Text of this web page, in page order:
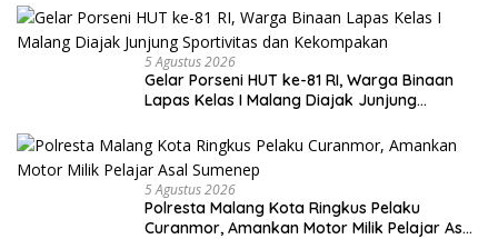
5 Agustus 2026
Gelar Porseni HUT ke-81 RI, Warga Binaan
Lapas Kelas I Malang Diajak Junjung
5 Agustus 2026
Polresta Malang Kota Ringkus Pelaku
Curanmor, Amankan Motor Milik Pelajar Asal